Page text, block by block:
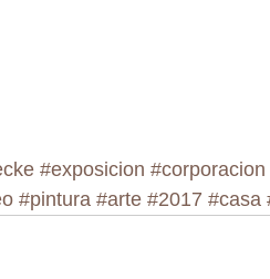
#exposicion #corporacion
#pintura #arte #2017 #casa